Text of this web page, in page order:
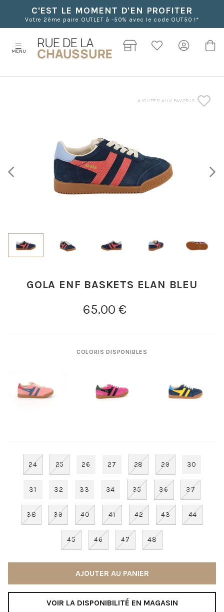
C'EST LE MOMENT D'EN PROFITER
Votre 2ème paire OUTLET à -50% avec le code OUT50 !*
MENU
AJOUTER AUX FAVORIS
GOLA ENF BASKETS ELAN BLEU
COLORIS DISPONIBLES
24 25 26 27 28 29 30
31 32 33 34 35 36 37
38 39 40 41 42 43 44
45 46 47 48
AJOUTER AU PANIER
VOIR LA DISPONIBILITÉ EN MAGASIN